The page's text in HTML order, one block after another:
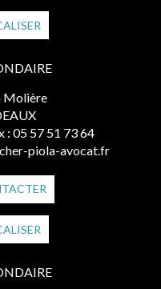
Molière
: 05 57 51 73 64
piola-avocat.fr